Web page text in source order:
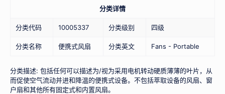
分类详情
分类代码 10005337 分类级别 四级
分类名称 便携式风扇 分类英文 Fans - Portable
分类描述: 包括任何可以描述为/视为采用电机转动硬质薄薄的叶片，从
而促使空气流动并进和降温的便携式设备。不包括萃取设备的风扇、窗
户扇和其他所有固定式和内置风扇。